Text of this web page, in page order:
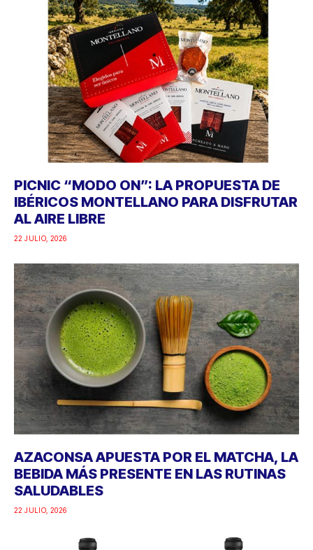
PICNIC “MODO ON”: LA PROPUESTA DE
IBÉRICOS MONTELLANO PARA DISFRUTAR
AL AIRE LIBRE
22 JULIO, 2026
AZACONSA APUESTA POR EL MATCHA, LA
BEBIDA MÁS PRESENTE EN LAS RUTINAS
SALUDABLES
22 JULIO, 2026